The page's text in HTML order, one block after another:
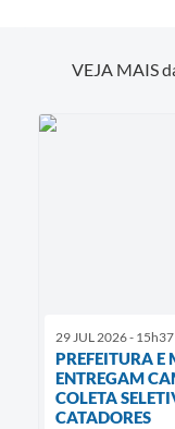
VEJA MAIS
29 JUL 2026 - 15h37
PREFEITURA
ENTREGAM
COLETA
CATADORES